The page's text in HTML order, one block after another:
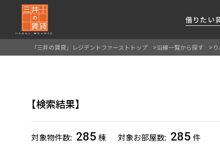
借りたい
ご提供するサービスをご紹介します
くご提案します
最適なプランをご提案します
ご相談も承ります
各種サービスをご紹介します
「三井の賃貸」レジデントファーストトップ 沿線一覧から探す
検索結果
対象物件数 285 棟 対象お部屋数 285 件